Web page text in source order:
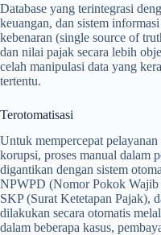
Database yang terintegrasi
keuangan, dan sistem
kebenaran (single source of
dan nilai pajak secara lebih
celah manipulasi data yang
tertentu.
Terotomatisasi
Untuk mempercepat
korupsi, proses manual dalam
digantikan dengan sistem
NPWPD (Nomor Pokok Wajib
SKP (Surat Ketetapan Pajak),
dilakukan secara otomatis
dalam beberapa kasus,